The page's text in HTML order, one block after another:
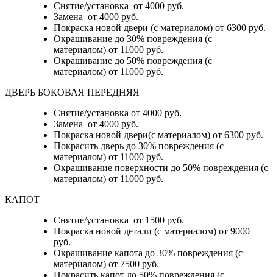
Снятие/установка от 4000 руб.
Замена от 4000 руб.
Покраска новой двери (с материалом) от 6300 руб.
Окрашивание до 30% повреждения (с
материалом) от 11000 руб.
Окрашивание до 50% повреждения (с
материалом) от 11000 руб.
ДВЕРЬ БОКОВАЯ ПЕРЕДНЯЯ
Снятие/установка от 4000 руб.
Замена от 4000 руб.
Покраска новой двери(с материалом) от 6300 руб.
Покрасить дверь до 30% повреждения (с
материалом) от 11000 руб.
Окрашивание поверхности до 50% повреждения (с
материалом) от 11000 руб.
КАПОТ
Снятие/установка от 1500 руб.
Покраска новой детали (с материалом) от 9000
руб.
Окрашивание капота до 30% повреждения (с
материалом) от 7500 руб.
Покрасить капот до 50% повреждения (с